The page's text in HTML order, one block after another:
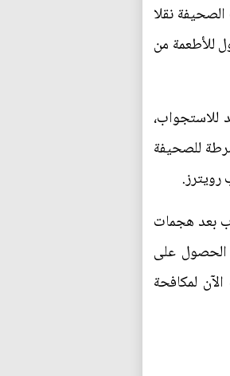
هجمات 11 سبتمبر/أيلول. وذكرت الصحيفة نقلا
للأطعمة من
الشرطة للصحيفة
بعد هجمات
الحصول على
لمكافحة